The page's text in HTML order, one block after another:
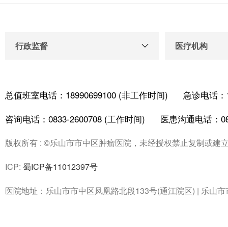
行政监督 医疗机构
总值班室电话：18990699100 (非工作时间)
急诊电话
咨询电话：0833-2600708 (工作时间)
医患沟通电话：
版权所有 : ©乐山市市中区肿瘤医院，未经授权禁止复制或建
ICP: 蜀ICP备11012397号
医院地址：乐山市市中区凤凰路北段133号(通江院区) | 乐山